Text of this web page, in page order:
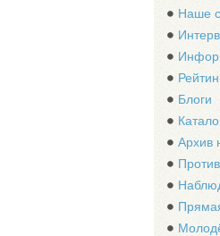
Наше
Блоги
Архив